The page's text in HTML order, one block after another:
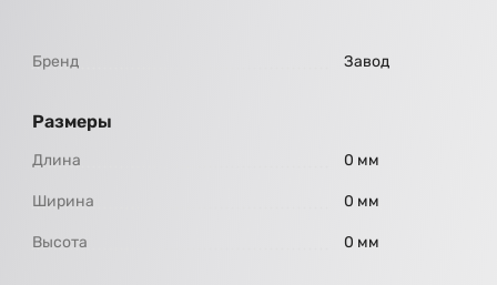
Бренд Завод
Размеры
Длина 0 мм
Ширина 0 мм
Высота 0 мм